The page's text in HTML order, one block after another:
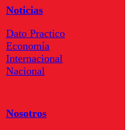
Noticias
Dato Practico
Economía
Internacional
Nacional
Nosotros